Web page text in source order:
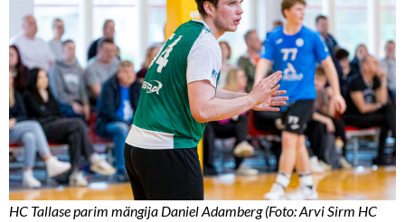
HC Tallase parim mängija Daniel Adamberg (Foto: Arvi Sirm HC